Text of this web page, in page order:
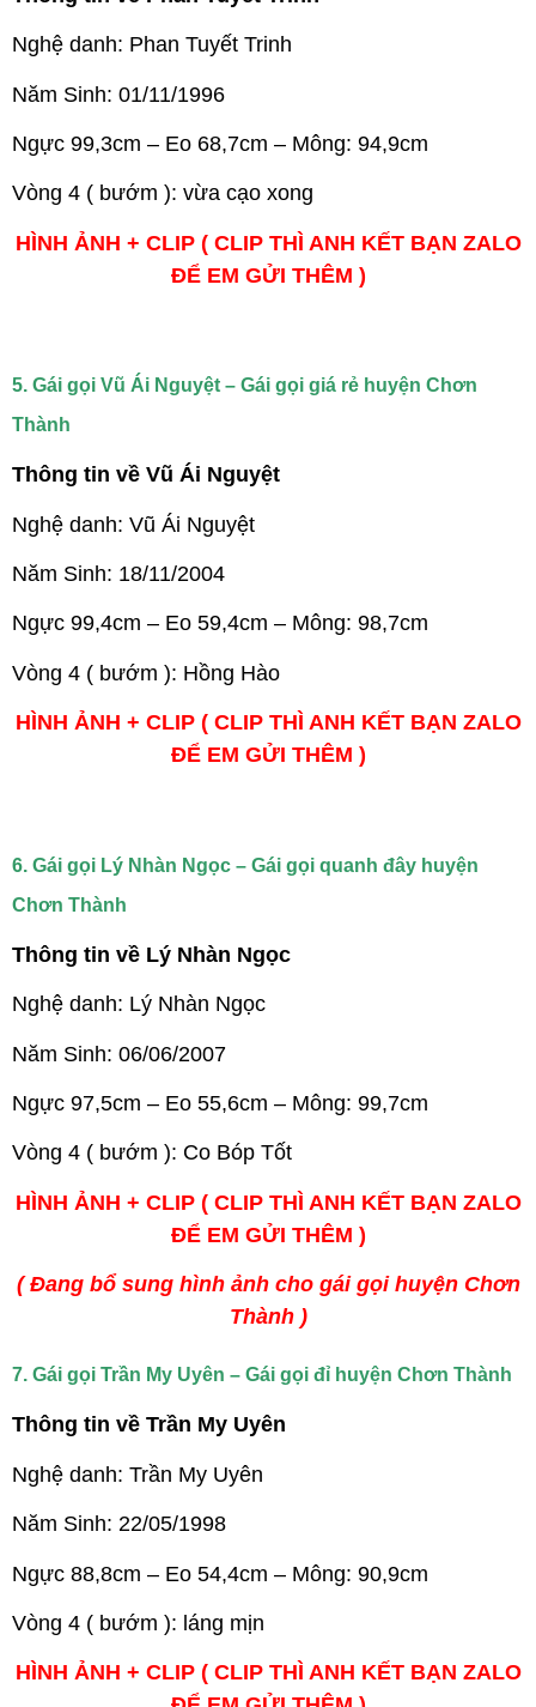
Nghệ danh: Phan Tuyết Trinh
Năm Sinh: 01/11/1996
Ngực 99,3cm – Eo 68,7cm – Mông: 94,9cm
Vòng 4 ( bướm ): vừa cạo xong
HÌNH ẢNH + CLIP ( CLIP THÌ ANH KẾT BẠN ZALO
ĐỂ EM GỬI THÊM )
5. Gái gọi Vũ Ái Nguyệt – Gái gọi giá rẻ huyện Chơn
Thành
Thông tin về Vũ Ái Nguyệt
Nghệ danh: Vũ Ái Nguyệt
Năm Sinh: 18/11/2004
Ngực 99,4cm – Eo 59,4cm – Mông: 98,7cm
Vòng 4 ( bướm ): Hồng Hào
HÌNH ẢNH + CLIP ( CLIP THÌ ANH KẾT BẠN ZALO
ĐỂ EM GỬI THÊM )
6. Gái gọi Lý Nhàn Ngọc – Gái gọi quanh đây huyện
Chơn Thành
Thông tin về Lý Nhàn Ngọc
Nghệ danh: Lý Nhàn Ngọc
Năm Sinh: 06/06/2007
Ngực 97,5cm – Eo 55,6cm – Mông: 99,7cm
Vòng 4 ( bướm ): Co Bóp Tốt
HÌNH ẢNH + CLIP ( CLIP THÌ ANH KẾT BẠN ZALO
ĐỂ EM GỬI THÊM )
( Đang bổ sung hình ảnh cho gái gọi huyện Chơn
Thành )
7. Gái gọi Trần My Uyên – Gái gọi đỉ huyện Chơn Thành
Thông tin về Trần My Uyên
Nghệ danh: Trần My Uyên
Năm Sinh: 22/05/1998
Ngực 88,8cm – Eo 54,4cm – Mông: 90,9cm
Vòng 4 ( bướm ): láng mịn
HÌNH ẢNH + CLIP ( CLIP THÌ ANH KẾT BẠN ZALO